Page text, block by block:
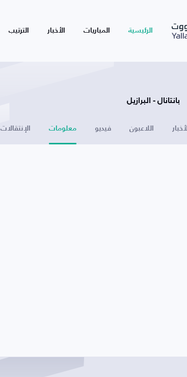
الرئيسية المباريات الأخبار الترتيب
بانتانال - البرازيل
الأخبار اللاعبون فيديو معلومات الإنتقالات